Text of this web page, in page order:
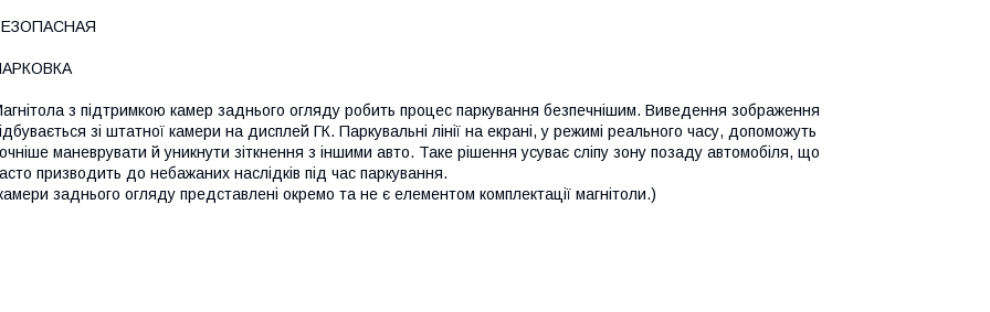
з підтримкою камер заднього огляду робить процес паркування безпечнішим. Виведення зображення
зі штатної камери на дисплей ГК. Паркувальні лінії на екрані, у режимі реального часу, допоможуть
маневрувати й уникнути зіткнення з іншими авто. Таке рішення усуває сліпу зону позаду автомобіля, що
призводить до небажаних наслідків під час паркування.
заднього огляду представлені окремо та не є елементом комплектації магнітоли.)